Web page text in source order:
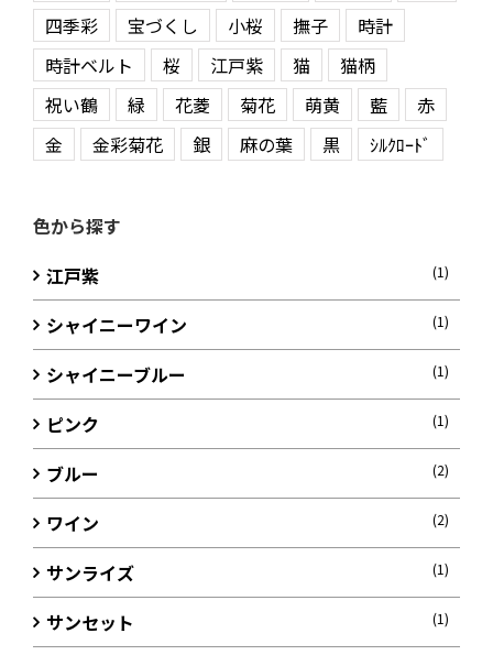
四季彩
宝づくし 小桜 撫子
時計
時計ベルト
桜 江戸紫 猫
猫柄
祝い鶴
緑 花菱 菊花 萌黄 藍
赤
金
金彩菊花 銀 麻の葉 黒 ｼﾙｸﾛｰﾄﾞ
色から探す
江戸紫
(1)
シャイニーワイン (1)
シャイニーブルー (1)
ピンク (1)
ブルー (2)
ワイン (2)
サンライズ (1)
サンセット (1)